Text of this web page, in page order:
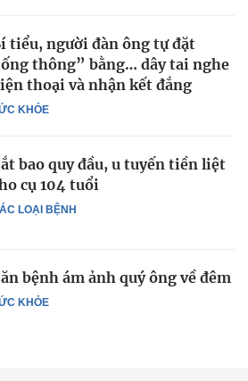
KHỎE
tiểu, người đàn ông tự đặt
thông” bằng… dây tai nghe
thoại và nhận kết đắng
LOẠI BỆNH
bao quy đầu, u tuyến tiền liệt
cụ 104 tuổi
KHỎE
bệnh ám ảnh quý ông về đêm